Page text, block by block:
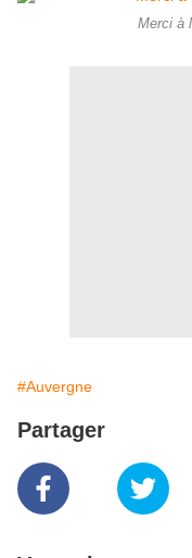
Merci à
#Auvergne
Partager